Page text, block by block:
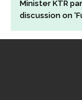
Minister KTR
discussion on